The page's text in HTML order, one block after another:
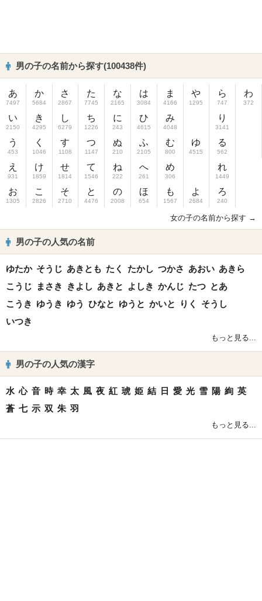
男の子の名前から探す(100438件)
あ
7497
い
2150
う
453
え
931
お
1305
か
5684
き
4295
く
1046
け
1859
こ
2826
さ
2867
し
6279
す
1108
せ
1814
そ
2710
た
7745
ち
1226
つ
1147
て
1546
と
4476
な
2165
に
243
ぬ
210
ね
222
の
2008
は
3084
ひ
4615
ふ
2105
へ
261
ほ
654
ま
4166
み
4048
む
800
め
306
も
1567
や
1295
ゆ
4515
よ
2684
ら
747
り
3141
る
562
れ
1449
ろ
240
わ
372
女の子の名前から探す →
男の子の人気の名前
ゆたか そうじ あきとも たく たかし つかさ あおい あきら
こうじ
まさき きよし あきと よしき かんじ たつ とあ
こうき ゆうき ゆう ひなと ゆうと かいと りく
そうし
いつき
もっと見る...
男の子の人気の漢字
水 心 音 時 幸 太 風 夜 紅 琥 姫 結 日 愛 光 雪 陽 絢 英
蒼 七 示 双 朱 羽
もっと見る...